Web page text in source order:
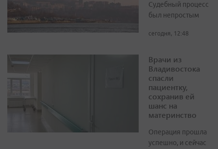
Судебный процесс
был непростым
сегодня, 12:48
Врачи из
Владивостока
спасли
пациентку,
сохранив ей
шанс на
материнство
Операция прошла
успешно, и сейчас